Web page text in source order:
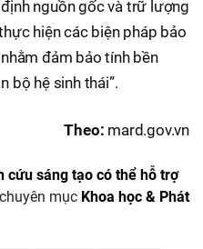
nguồn gốc và trữ lượng
hiện các biện pháp bảo
đảm bảo tính bền
bộ hệ sinh thái”.
Theo: mard.gov.vn
cứu sáng tạo có thể hỗ trợ
mục Khoa học & Phát